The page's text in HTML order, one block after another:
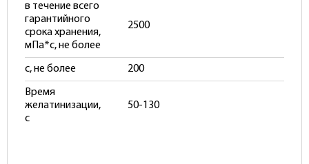
в течение всего
гарантийного
срока хранения,
мПа*с, не более
2500
с, не более 200
Время
желатинизации,
с
50-130